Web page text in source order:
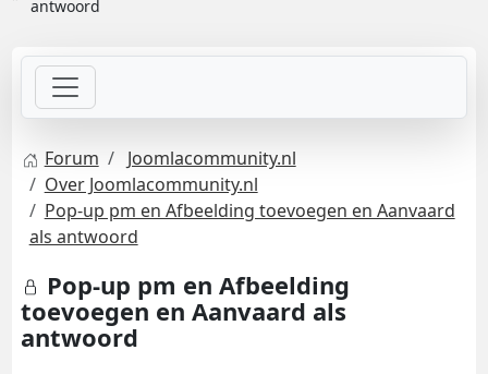
antwoord
Forum
Joomlacommunity.nl
Over Joomlacommunity.nl
Pop-up pm en Afbeelding toevoegen en Aanvaard
als antwoord
Pop-up pm en Afbeelding
toevoegen en Aanvaard als
antwoord